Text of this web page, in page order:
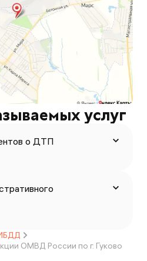
услуг
о ДТП
ОМВД России по г. Гуково